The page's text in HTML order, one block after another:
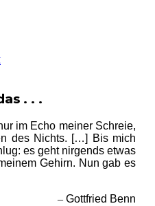
. . .
im Echo meiner Schreie,
des Nichts. […] Bis mich
es geht nirgends etwas
Gehirn. Nun gab es
– Gottfried Benn